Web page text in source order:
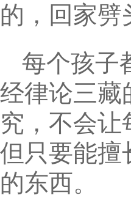
的，回家
每个孩子
经律论三藏
究，不会
但只要能擅
的东西。